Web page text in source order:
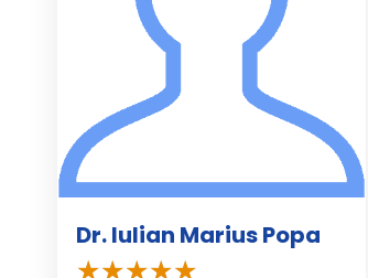
Dr. Iulian Marius Popa